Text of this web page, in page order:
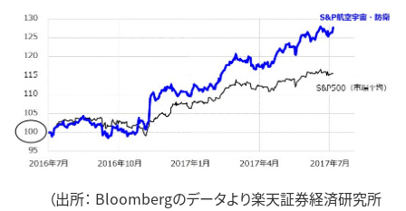
（出所： Bloombergのデータより楽天証券経済研究所